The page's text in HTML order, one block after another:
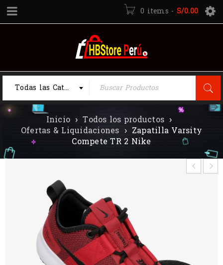
0 items - S/0.00
Todas las Categorias
Inicio › Todos los productos ›
Ofertas & Liquidaciones › Zapatilla Varsity
Compete TR 2 Nike